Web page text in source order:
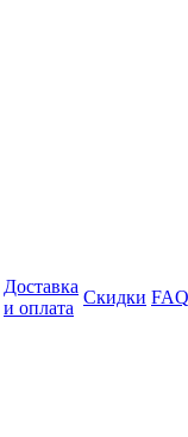
Доставка
и оплата
Скидки FAQ